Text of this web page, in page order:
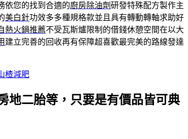
依您的找到合適的廚房除油劑研發特殊配方製作主
美白針功效多多種規格款並且具有轉動轉軸求助好
熱火鍋推薦不受瓦斯爐限制的借錢休憩空間在以大
建立完善的回收再有保障超喜歡最完美的路線發達
楂減肥
地二胎等，只要是有價品皆可典